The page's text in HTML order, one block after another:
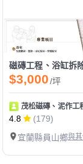
$3,000/坪
茂松磁磚、泥作工
4.8
(179)
宜蘭縣員山鄉與